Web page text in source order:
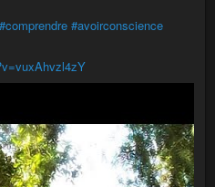
#comprendre #avoirconscience